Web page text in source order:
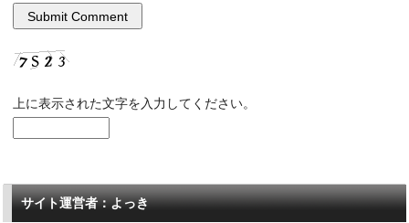
上に表示された文字を入力してください。
サイト運営者：よっき